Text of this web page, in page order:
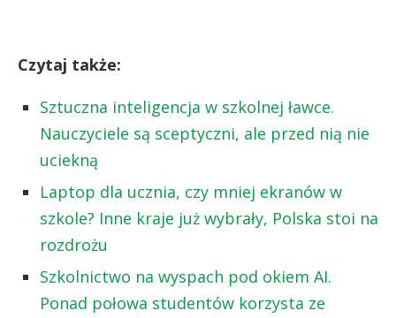
Czytaj także:
Sztuczna inteligencja w szkolnej ławce.
Nauczyciele są sceptyczni, ale przed nią nie
uciekną
Laptop dla ucznia, czy mniej ekranów w
szkole? Inne kraje już wybrały, Polska stoi na
rozdrożu
Szkolnictwo na wyspach pod okiem AI.
Ponad połowa studentów korzysta ze